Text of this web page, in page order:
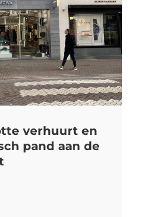
verhuurt en
pand aan de